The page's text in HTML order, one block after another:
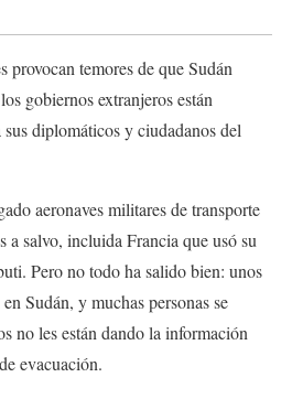
provocan temores de que Sudán
gobiernos extranjeros están
sus diplomáticos y ciudadanos del
aeronaves militares de transporte
a salvo, incluida Francia que usó su
Pero no todo ha salido bien: unos
Sudán, y muchas personas se
no les están dando la información
evacuación.